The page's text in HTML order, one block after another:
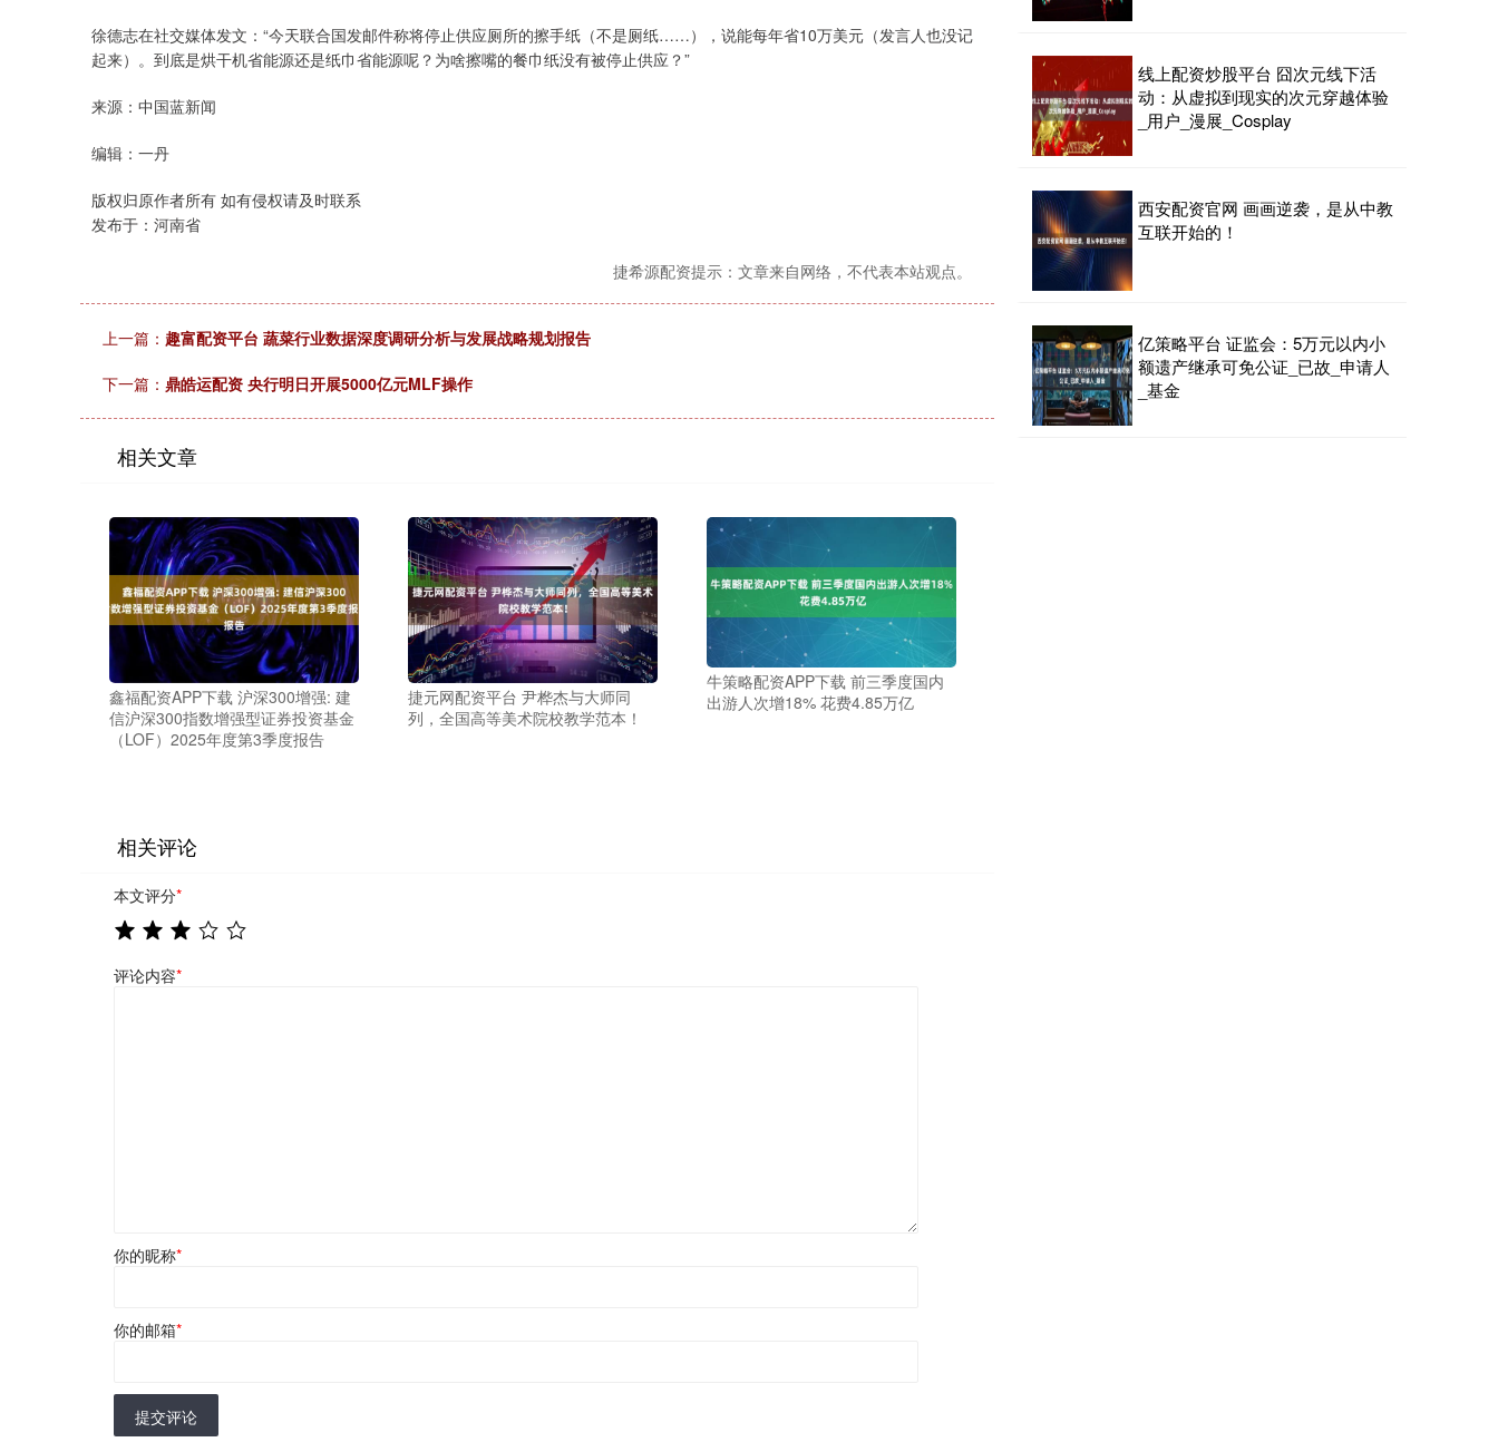
徐德志在社交媒体发文：“今天联合国发邮件称将停止供应厕所的擦手纸（不是厕纸……），说能每年省10万美元（发言人也没记
起来）。到底是烘干机省能源还是纸巾省能源呢？为啥擦嘴的餐巾纸没有被停止供应？”
来源：中国蓝新闻
编辑：一丹
版权归原作者所有 如有侵权请及时联系
发布于：河南省
捷希源配资提示：文章来自网络，不代表本站观点。
上一篇： 趣富配资平台 蔬菜行业数据深度调研分析与发展战略规划报告
下一篇： 鼎皓运配资 央行明日开展5000亿元MLF操作
相关文章
鑫福配资APP下载 沪深300增强: 建
信沪深300指数增强型证券投资基金
（LOF）2025年度第3季度报告
捷元网配资平台 尹桦杰与大师同
列，全国高等美术院校教学范本！
牛策略配资APP下载 前三季度国内
出游人次增18% 花费4.85万亿
相关评论
本文评分*
评论内容*
你的昵称*
你的邮箱*
提交评论
线上配资炒股平台 囧次元线下活
动：从虚拟到现实的次元穿越体验
_用户_漫展_Cosplay
西安配资官网 画画逆袭，是从中教
互联开始的！
亿策略平台 证监会：5万元以内小
额遗产继承可免公证_已故_申请人
_基金